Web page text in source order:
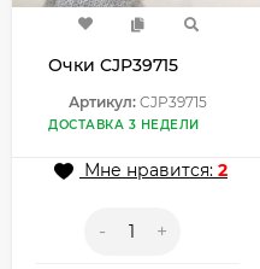
Очки CJP39715
Артикул: CJP39715
ДОСТАВКА 3 НЕДЕЛИ
Мне нравится: 2
- +